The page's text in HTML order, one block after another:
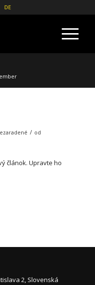
DE
/ od
článok. Upravte ho
2, Slovenská